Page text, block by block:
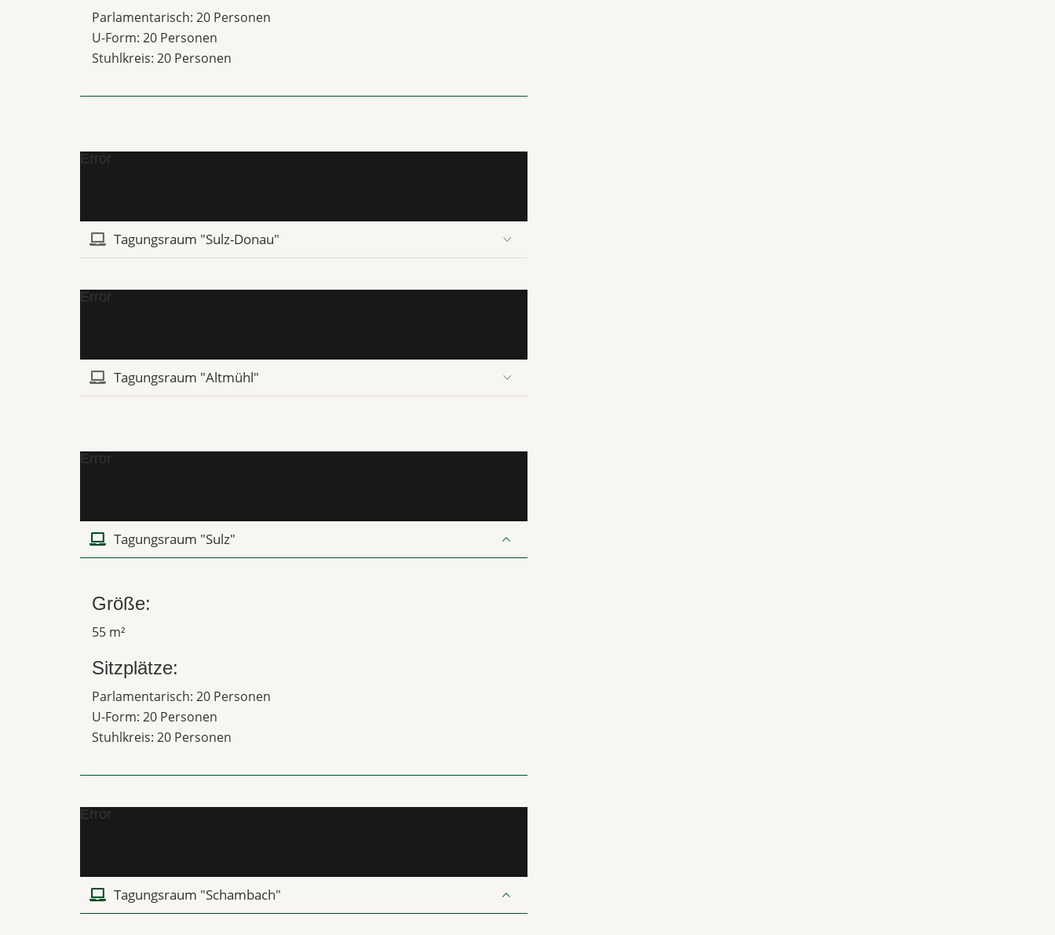
Parlamentarisch: 20 Personen
U-Form: 20 Personen
Stuhlkreis: 20 Personen
Error
Tagungsraum "Sulz-Donau"
Error
Tagungsraum "Altmühl"
Error
Tagungsraum "Sulz"
Größe:
55 m²
Sitzplätze:
Parlamentarisch: 20 Personen
U-Form: 20 Personen
Stuhlkreis: 20 Personen
Error
Tagungsraum "Schambach"